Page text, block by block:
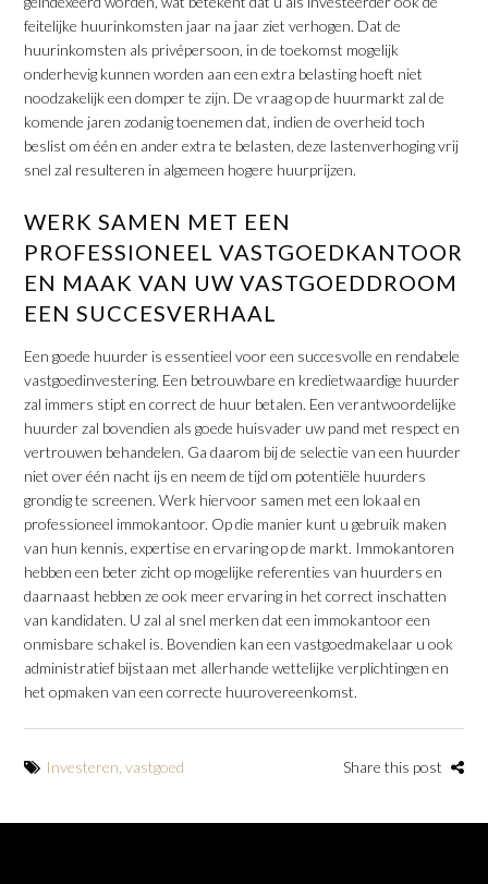
feitelijke huurinkomsten jaar na jaar ziet verhogen. Dat de
huurinkomsten als privépersoon, in de toekomst mogelijk
onderhevig kunnen worden aan een extra belasting hoeft niet
noodzakelijk een domper te zijn. De vraag op de huurmarkt zal de
komende jaren zodanig toenemen dat, indien de overheid toch
beslist om één en ander extra te belasten, deze lastenverhoging vrij
snel zal resulteren in algemeen hogere huurprijzen.
WERK SAMEN MET EEN
PROFESSIONEEL VASTGOEDKANTOOR
EN MAAK VAN UW VASTGOEDDROOM
EEN SUCCESVERHAAL
Een goede huurder is essentieel voor een succesvolle en rendabele
vastgoedinvestering. Een betrouwbare en kredietwaardige huurder
zal immers stipt en correct de huur betalen. Een verantwoordelijke
huurder zal bovendien als goede huisvader uw pand met respect en
vertrouwen behandelen. Ga daarom bij de selectie van een huurder
niet over één nacht ijs en neem de tijd om potentiële huurders
grondig te screenen. Werk hiervoor samen met een lokaal en
professioneel immokantoor. Op die manier kunt u gebruik maken
van hun kennis, expertise en ervaring op de markt. Immokantoren
hebben een beter zicht op mogelijke referenties van huurders en
daarnaast hebben ze ook meer ervaring in het correct inschatten
van kandidaten. U zal al snel merken dat een immokantoor een
onmisbare schakel is. Bovendien kan een vastgoedmakelaar u ook
administratief bijstaan met allerhande wettelijke verplichtingen en
het opmaken van een correcte huurovereenkomst.
Investeren ,vastgoed Share this post